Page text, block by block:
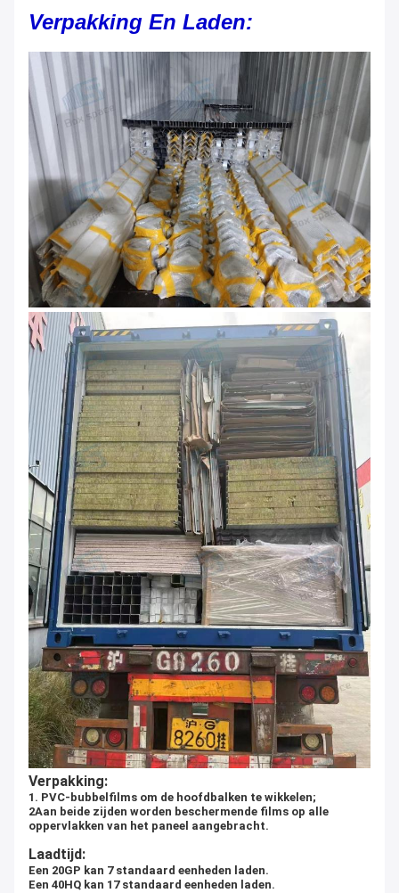
Verpakking En Laden:
Verpakking:
1. PVC-bubbelfilms om de hoofdbalken te wikkelen;
2Aan beide zijden worden beschermende films op alle
oppervlakken van het paneel aangebracht.
Laadtijd:
Een 20GP kan 7 standaard eenheden laden.
Een 40HQ kan 17 standaard eenheden laden.